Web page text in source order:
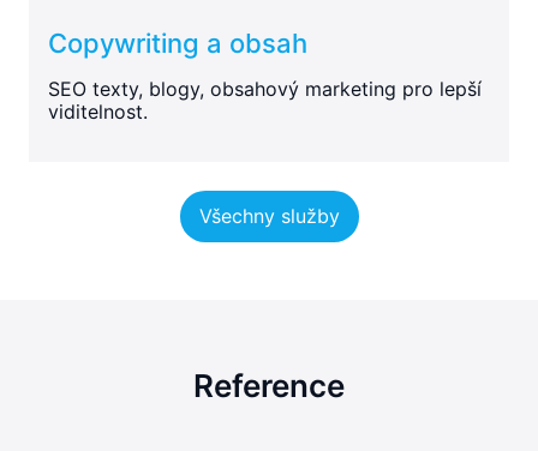
Copywriting a obsah
SEO texty, blogy, obsahový marketing pro lepší
viditelnost.
Všechny služby
Reference